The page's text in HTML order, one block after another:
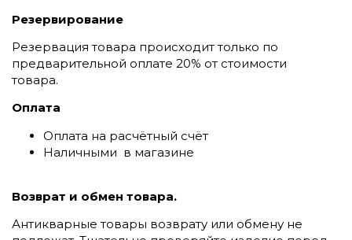
Резервирование
Резервация товара происходит только по
предварительной оплате 20% от стоимости
товара.
Оплата
Оплата на расчётный счёт
Наличными в магазине
Возврат и обмен товара.
Антикварные товары возврату или обмену не